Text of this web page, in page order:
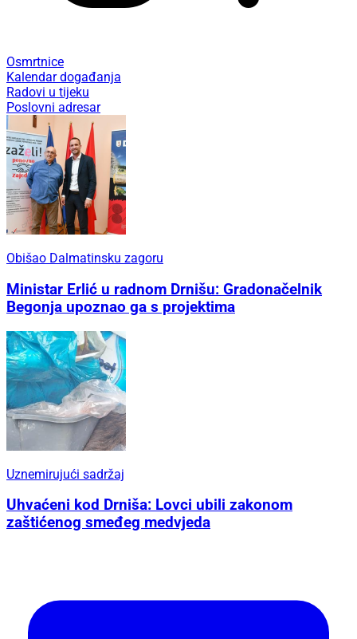
Osmrtnice
Kalendar događanja
Radovi u tijeku
Poslovni adresar
Obišao Dalmatinsku zagoru
Ministar Erlić u radnom Drnišu: Gradonačelnik
Begonja upoznao ga s projektima
Uznemirujući sadržaj
Uhvaćeni kod Drniša: Lovci ubili zakonom
zaštićenog smeđeg medvjeda